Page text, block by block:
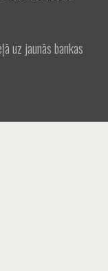
uz jaunās bankas